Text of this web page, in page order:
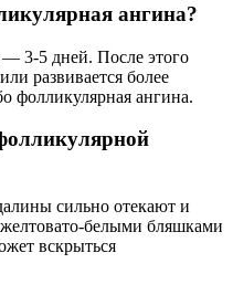
ангина?
— 3-5 дней. После этого
развивается более
фолликулярная ангина.
сильно отекают и
белыми бляшками
вскрыться